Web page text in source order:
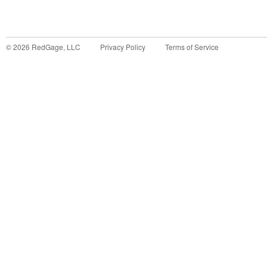
©2026 RedGage, LLC Privacy Policy Terms of Service